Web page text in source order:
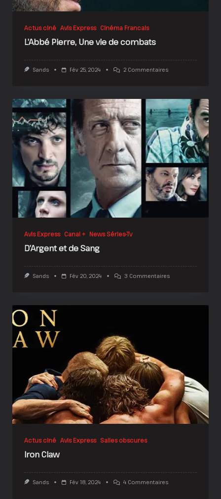
Actus ciné Avis Express Cinéma Francais
L’Abbé Pierre, Une vie de combats
Sands Fév 25, 2024 2 CommentairesSur
Vie
De
Combats
Avis Express Canal + News Séries-Tv
D’Argent et de Sang
Sands Fév 20, 2024 3 CommentairesSur
Sang
Actus ciné Avis Express Salles obscures
Iron Claw
Sands Fév 18, 2024 4 CommentairesSur